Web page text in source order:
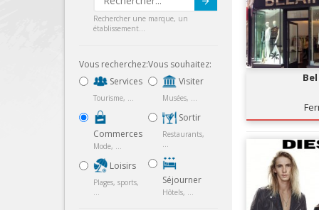
Submit
Rechercher une marque, un
établissement...
Vous recherchez:
Services
Tourisme, ...
Commerces
Mode, ...
Loisirs
Plages, sports,
...
Vous souhaitez:
Visiter
Musées, ...
Sortir
Restaurants,
...
Séjourner
Hôtels, ...